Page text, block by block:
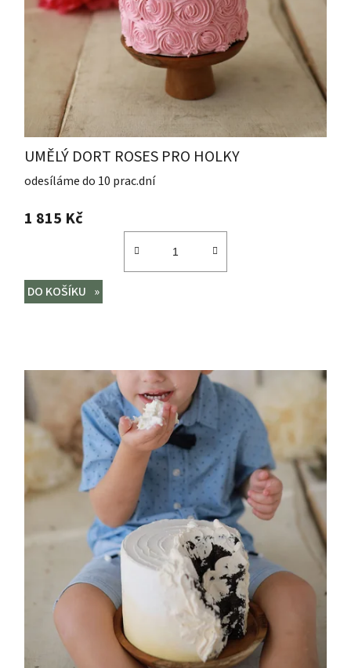
UMĚLÝ DORT ROSES PRO HOLKY
odesíláme do 10 prac.dní
1 815 Kč
DO KOŠÍKU